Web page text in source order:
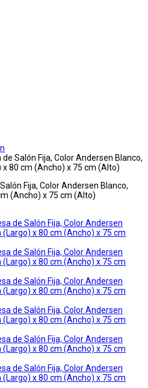
Salón Fija, Color Andersen Blanco,
x 80 cm (Ancho) x 75 cm (Alto)